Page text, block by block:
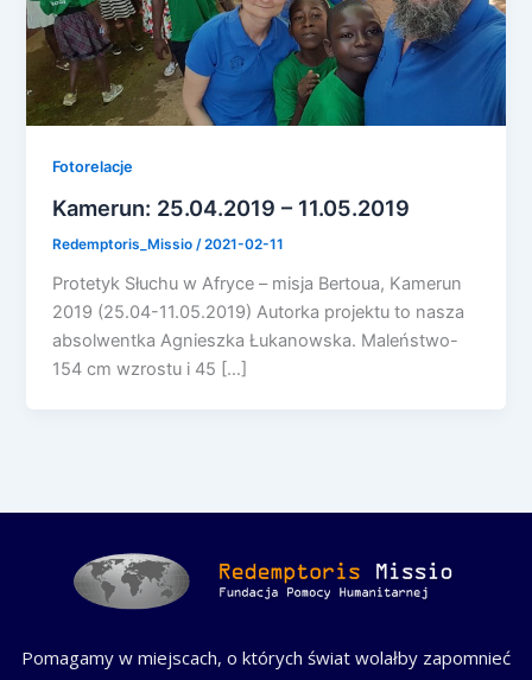
Fotorelacje
Kamerun: 25.04.2019 – 11.05.2019
Redemptoris_Missio/2021-02-11
Protetyk Słuchu w Afryce – misja Bertoua, Kamerun
2019 (25.04-11.05.2019) Autorka projektu to nasza
absolwentka Agnieszka Łukanowska. Maleństwo-
154 cm wzrostu i 45 […]
Pomagamy w miejscach, o których świat wolałby zapomnieć